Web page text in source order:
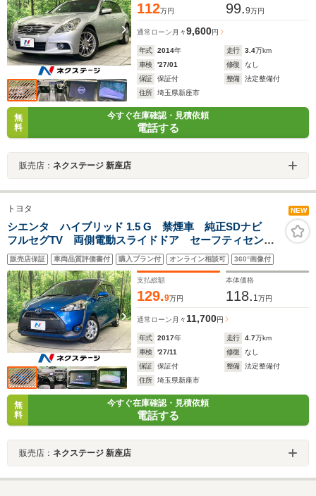
112万円 99.9万円
通常ローン 月々9,600円
年式 2014年 走行 3.4万km
車検
'27/01 修復
なし
保証
保証付 整備
法定整備付
住所
埼玉県新座市
無
料
今すぐ在庫確認・見積依頼
電話する
販売店： ネクステージ 新座店
トヨタ NEW
シエンタ ハイブリッド 1.5 G 禁煙車 純正SDナビ
フルセグTV 両側電動スライドドア セーフティセン
ス メッキフロントインサイドドアハンドル 革巻ステ
アリングホイール 革巻シフトノブ サテンメッキシフ
トパネル スマートキー
販売店保証 車両品質評価書付 購入プラン付 オンライン相談可 360°画像付
支払総額
129.9万円
本体価格
118. 1万円
通常ローン 月々 11,700円
年式 2017年 走行 4.7万km
車検
'27/11 修復
なし
保証
保証付 整備
法定整備付
住所
埼玉県新座市
無
料
今すぐ在庫確認・見積依頼
電話する
販売店： ネクステージ 新座店